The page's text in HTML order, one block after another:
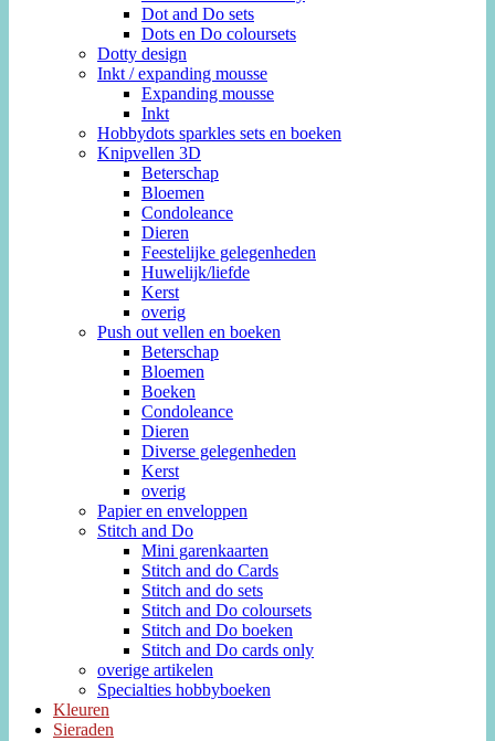
Dot and Do sets
Dots en Do coloursets
Dotty design
Inkt / expanding mousse
Expanding mousse
Inkt
Hobbydots sparkles sets en boeken
Knipvellen 3D
Beterschap
Bloemen
Condoleance
Dieren
Feestelijke gelegenheden
Huwelijk/liefde
Kerst
overig
Push out vellen en boeken
Beterschap
Bloemen
Boeken
Condoleance
Dieren
Diverse gelegenheden
Kerst
overig
Papier en enveloppen
Stitch and Do
Mini garenkaarten
Stitch and do Cards
Stitch and do sets
Stitch and Do coloursets
Stitch and Do boeken
Stitch and Do cards only
overige artikelen
Specialties hobbyboeken
Kleuren
Sieraden